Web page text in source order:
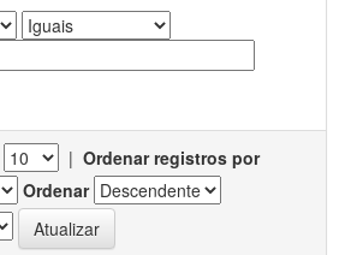
| Ordenar registros por
Ordenar